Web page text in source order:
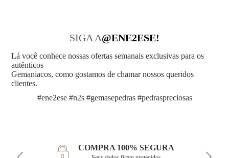
SIGA A@ENE2ESE!
Lá você conhece nossas ofertas semanais exclusivas para os
autênticos
Gemaniacos, como gostamos de chamar nossos queridos
clientes.
#ene2ese #n2s #gemasepedras #pedraspreciosas
COMPRA 100% SEGURA